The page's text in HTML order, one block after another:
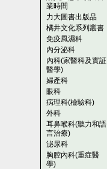
業時間
力大圖書出版品
橘井文化系列叢書
免疫風濕科
內分泌科
內科(家醫科及實証
醫學)
婦產科
眼科
病理科(檢驗科)
外科
耳鼻喉科(聽力和語
言治療)
泌尿科
胸腔內科(重症醫
學)